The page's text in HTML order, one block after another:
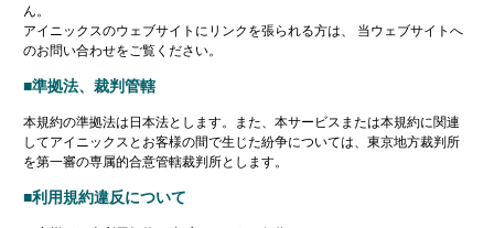
ん。
アイニックスのウェブサイトにリンクを張られる方は、 当ウェブサイトへ
のお問い合わせをご覧ください。
■準拠法、裁判管轄
本規約の準拠法は日本法とします。また、本サービスまたは本規約に関連
してアイニックスとお客様の間で生じた紛争については、東京地方裁判所
を第一審の専属的合意管轄裁判所とします。
■利用規約違反について